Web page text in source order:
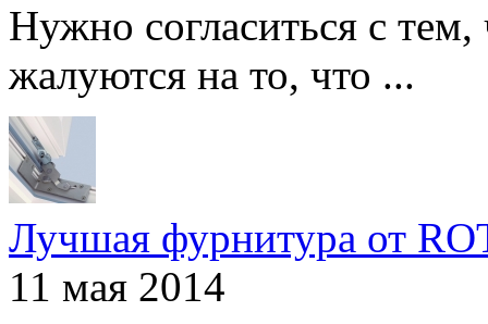
Нужно согласиться с
жалуются на то, что ...
Лучшая фурнитура от
11 мая 2014